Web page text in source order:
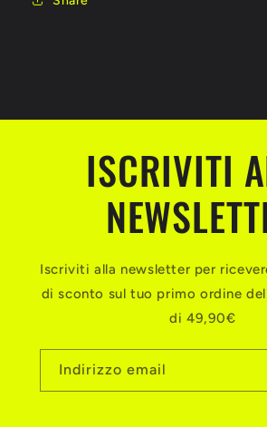
ISCRIVITI
Iscriviti alla newsletter per
di sconto sul tuo primo ordine
di 49,90€
Indirizzo email